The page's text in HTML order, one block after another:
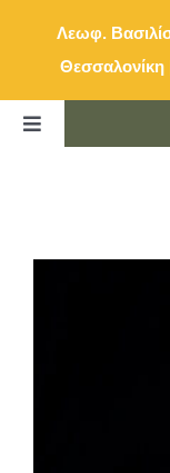
Λεωφ.
Θεσσαλονίκη
Toggle
ΚΑΤΑΛΟΓΟΣ